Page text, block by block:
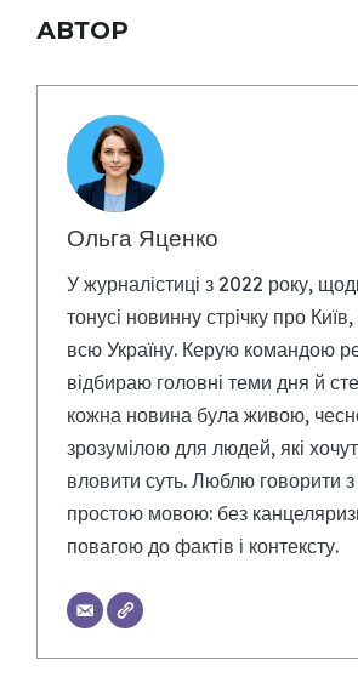
АВТОР
Ольга Яценко
У журналістиці з 2022 року,
тонусі новинну стрічку про
всю Україну. Керую командою
відбираю головні теми дня й
кожна новина була живою,
зрозумілою для людей, які
вловити суть. Люблю говорити з
простою мовою: без
повагою до фактів і контексту.